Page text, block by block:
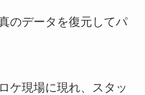
のデータを復元してパ
ケ現場に現れ、スタッ